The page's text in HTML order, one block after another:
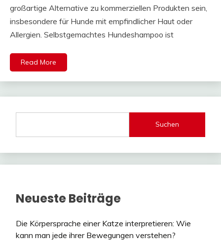
großartige Alternative zu kommerziellen Produkten sein,
insbesondere für Hunde mit empfindlicher Haut oder
Allergien. Selbstgemachtes Hundeshampoo ist
Read More
Suchen
Neueste Beiträge
Die Körpersprache einer Katze interpretieren: Wie
kann man jede ihrer Bewegungen verstehen?